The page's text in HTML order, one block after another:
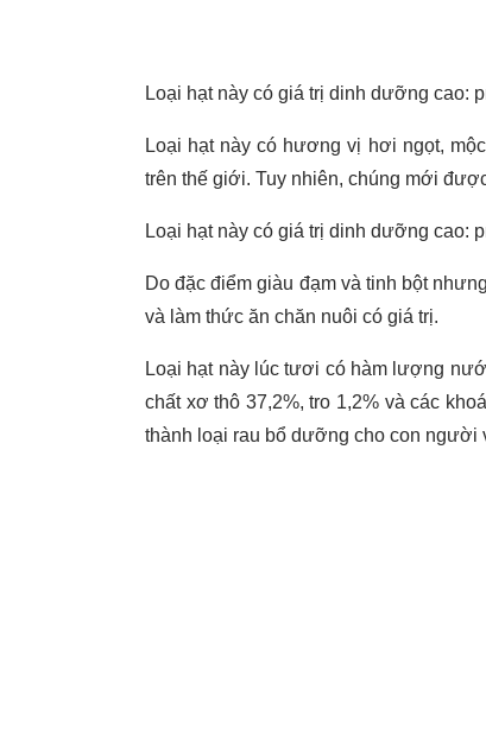
Loại hạt này có giá trị dinh dưỡng cao:
Loại hạt này có hương vị hơi ngọt,
trên thế giới. Tuy nhiên, chúng mới
Loại hạt này có giá trị dinh dưỡng cao:
Do đặc điểm giàu đạm và tinh bột
và làm thức ăn chăn nuôi có giá trị.
Loại hạt này lúc tươi có hàm lượng
chất xơ thô 37,2%, tro 1,2% và các
thành loại rau bổ dưỡng cho con người